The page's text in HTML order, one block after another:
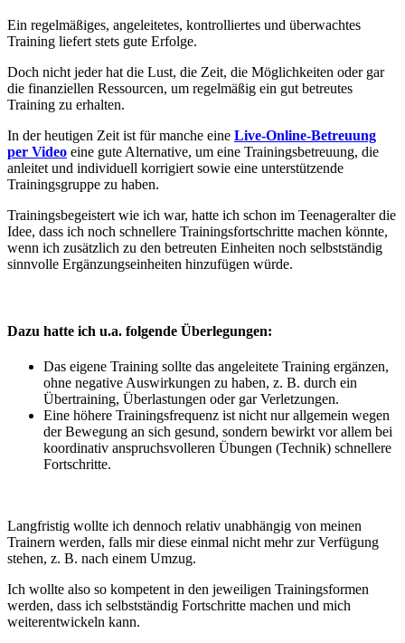
Ein regelmäßiges, angeleitetes, kontrolliertes und überwachtes
Training liefert stets gute Erfolge.
Doch nicht jeder hat die Lust, die Zeit, die Möglichkeiten oder gar
die finanziellen Ressourcen, um regelmäßig ein gut betreutes
Training zu erhalten.
In der heutigen Zeit ist für manche eine Live-Online-Betreuung
per Video eine gute Alternative, um eine Trainingsbetreuung, die
anleitet und individuell korrigiert sowie eine unterstützende
Trainingsgruppe zu haben.
Trainingsbegeistert wie ich war, hatte ich schon im Teenageralter die
Idee, dass ich noch schnellere Trainingsfortschritte machen könnte,
wenn ich zusätzlich zu den betreuten Einheiten noch selbstständig
sinnvolle Ergänzungseinheiten hinzufügen würde.
Dazu hatte ich u.a. folgende Überlegungen:
Das eigene Training sollte das angeleitete Training ergänzen,
ohne negative Auswirkungen zu haben, z. B. durch ein
Übertraining, Überlastungen oder gar Verletzungen.
Eine höhere Trainingsfrequenz ist nicht nur allgemein wegen
der Bewegung an sich gesund, sondern bewirkt vor allem bei
koordinativ anspruchsvolleren Übungen (Technik) schnellere
Fortschritte.
Langfristig wollte ich dennoch relativ unabhängig von meinen
Trainern werden, falls mir diese einmal nicht mehr zur Verfügung
stehen, z. B. nach einem Umzug.
Ich wollte also so kompetent in den jeweiligen Trainingsformen
werden, dass ich selbstständig Fortschritte machen und mich
weiterentwickeln kann.